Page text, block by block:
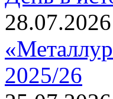
28.07.2026
2025/26